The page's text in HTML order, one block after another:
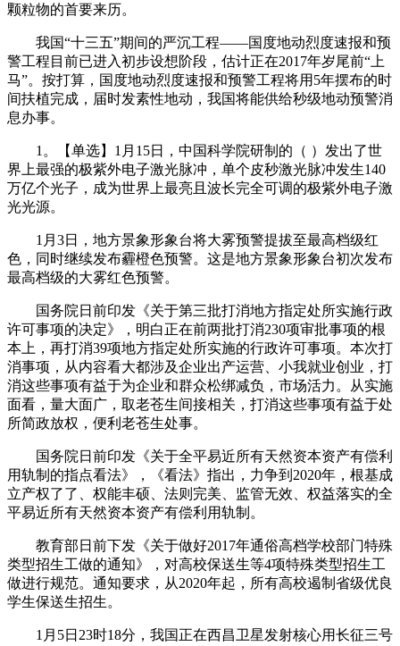
颗粒物的首要来历。
我国“十三五”期间的严沉工程——国度地动烈度速报和预
警工程目前已进入初步设想阶段，估计正在2017年岁尾前“上
马”。按打算，国度地动烈度速报和预警工程将用5年摆布的时
间扶植完成，届时发素性地动，我国将能供给秒级地动预警消
息办事。
1。【单选】1月15日，中国科学院研制的（ ）发出了世
界上最强的极紫外电子激光脉冲，单个皮秒激光脉冲发生140
万亿个光子，成为世界上最亮且波长完全可调的极紫外电子激
光光源。
1月3日，地方景象形象台将大雾预警提拔至最高档级红
色，同时继续发布霾橙色预警。这是地方景象形象台初次发布
最高档级的大雾红色预警。
国务院日前印发《关于第三批打消地方指定处所实施行政
许可事项的决定》，明白正在前两批打消230项审批事项的根
本上，再打消39项地方指定处所实施的行政许可事项。本次打
消事项，从内容看大都涉及企业出产运营、小我就业创业，打
消这些事项有益于为企业和群众松绑减负，市场活力。从实施
面看，量大面广，取老苍生间接相关，打消这些事项有益于处
所简政放权，便利老苍生处事。
国务院日前印发《关于全平易近所有天然资本资产有偿利
用轨制的指点看法》，《看法》指出，力争到2020年，根基成
立产权了了、权能丰硕、法则完美、监管无效、权益落实的全
平易近所有天然资本资产有偿利用轨制。
教育部日前下发《关于做好2017年通俗高档学校部门特殊
类型招生工做的通知》，对高校保送生等4项特殊类型招生工
做进行规范。通知要求，从2020年起，所有高校遏制省级优良
学生保送生招生。
1月5日23时18分，我国正在西昌卫星发射核心用长征三号